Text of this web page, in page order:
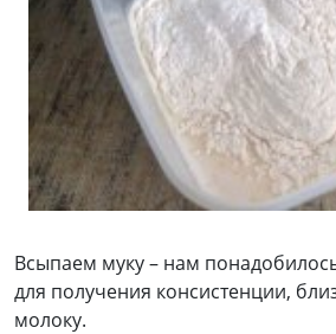
Всыпаем муку – нам
для получения консистенции,
молоку.